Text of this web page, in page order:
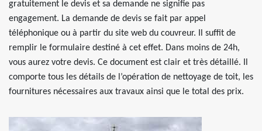
gratuitement le devis et sa demande ne signifie pas
engagement. La demande de devis se fait par appel
téléphonique ou à partir du site web du couvreur. Il suffit de
remplir le formulaire destiné à cet effet. Dans moins de 24h,
vous aurez votre devis. Ce document est clair et très détaillé. Il
comporte tous les détails de l’opération de nettoyage de toit, les
fournitures nécessaires aux travaux ainsi que le total des prix.